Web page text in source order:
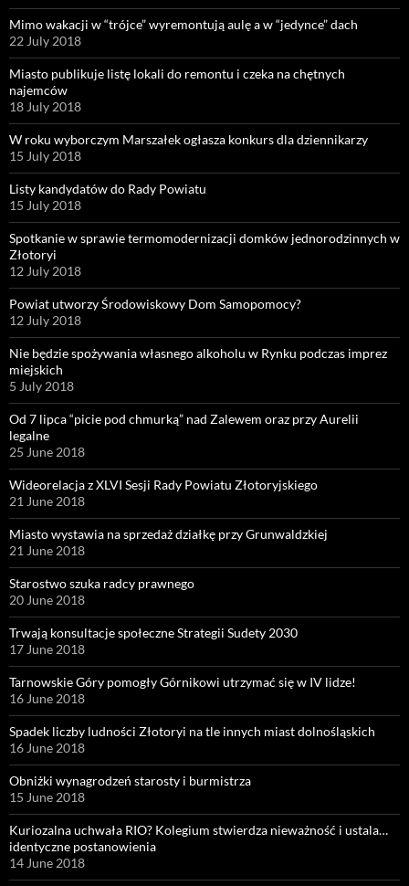
Mimo wakacji w “trójce” wyremontują aulę a w “jedynce” dach
22 July 2018
Miasto publikuje listę lokali do remontu i czeka na chętnych
najemców
18 July 2018
W roku wyborczym Marszałek ogłasza konkurs dla dziennikarzy
15 July 2018
Listy kandydatów do Rady Powiatu
15 July 2018
Spotkanie w sprawie termomodernizacji domków jednorodzinnych w
Złotoryi
12 July 2018
Powiat utworzy Środowiskowy Dom Samopomocy?
12 July 2018
Nie będzie spożywania własnego alkoholu w Rynku podczas imprez
miejskich
5 July 2018
Od 7 lipca “picie pod chmurką” nad Zalewem oraz przy Aurelii
legalne
25 June 2018
Wideorelacja z XLVI Sesji Rady Powiatu Złotoryjskiego
21 June 2018
Miasto wystawia na sprzedaż działkę przy Grunwaldzkiej
21 June 2018
Starostwo szuka radcy prawnego
20 June 2018
Trwają konsultacje społeczne Strategii Sudety 2030
17 June 2018
Tarnowskie Góry pomogły Górnikowi utrzymać się w IV lidze!
16 June 2018
Spadek liczby ludności Złotoryi na tle innych miast dolnośląskich
16 June 2018
Obniżki wynagrodzeń starosty i burmistrza
15 June 2018
Kuriozalna uchwała RIO? Kolegium stwierdza nieważność i ustala…
identyczne postanowienia
14 June 2018